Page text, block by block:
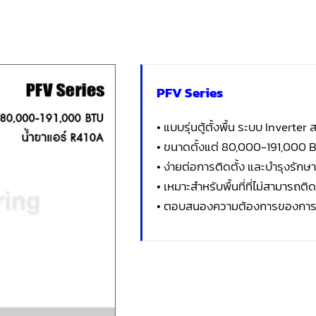
PFV Series
• แบบรุ่นตู้ตั้งพื้น ระบบ Inverter
• ขนาดตั้งแต่ 80,000-191,000
• ง่ายต่อการติดตั้ง และบำรุงรักษา
• เหมาะสำหรับพื้นที่ที่ไม่สามารถ
• ตอบสนองความต้องการของก